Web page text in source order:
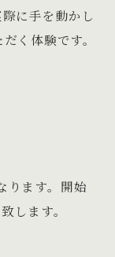
に手を動かし
く体験です。
ります。開始
します。